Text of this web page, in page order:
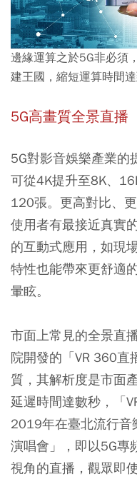
邊緣運算之於5G非必須
建王國，縮短運算時間
5G高畫質全景直
5G對影音娛樂產業的
可從4K提升至8K、
120張。更高對比、
使用者有最接近真實
的互動式應用，如現
特性也能帶來更舒適
暈眩。
市面上常見的全景直
院開發的「VR 360直
質，其解析度是市面
延遲時間達數秒，「
2019年在臺北流行音
演唱會」，即以5G專
視角的直播，觀眾即